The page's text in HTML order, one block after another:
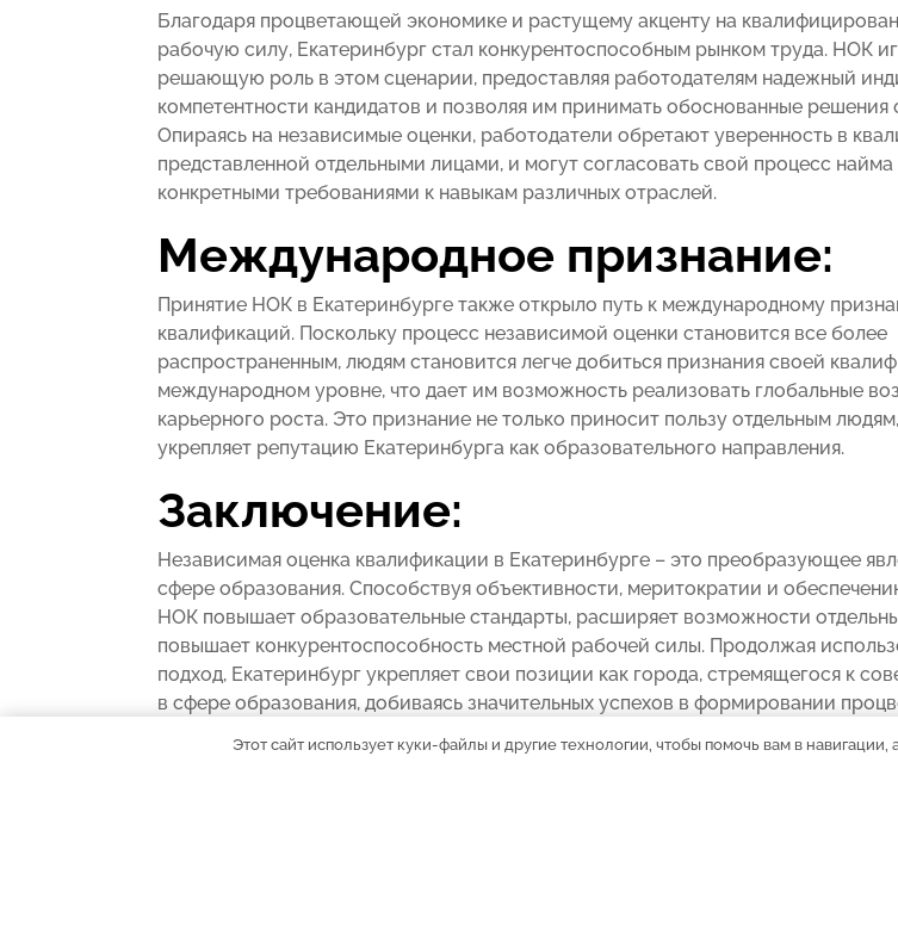
Благодаря процветающей экономике и растущему акценту на
рабочую силу, Екатеринбург стал конкурентоспособным рынком труда. НОК
решающую роль в этом сценарии, предоставляя работодателям надежный
компетентности кандидатов и позволяя им принимать обоснованные решения
Опираясь на независимые оценки, работодатели обретают уверенность в
представленной отдельными лицами, и могут согласовать свой процесс найма
конкретными требованиями к навыкам различных отраслей.
Международное признание:
Принятие НОК в Екатеринбурге также открыло путь к международному
квалификаций. Поскольку процесс независимой оценки становится все более
распространенным, людям становится легче добиться признания своей
международном уровне, что дает им возможность реализовать глобальные
карьерного роста. Это признание не только приносит пользу отдельным
укрепляет репутацию Екатеринбурга как образовательного направления.
Заключение:
Независимая оценка квалификации в Екатеринбурге – это преобразующее
сфере образования. Способствуя объективности, меритократии и
НОК повышает образовательные стандарты, расширяет возможности
повышает конкурентоспособность местной рабочей силы. Продолжая
подход, Екатеринбург укрепляет свои позиции как города, стремящегося к
в сфере образования, добиваясь значительных успехов в формировании
Этот сайт использует куки-файлы и другие технологии, чтобы помочь вам в